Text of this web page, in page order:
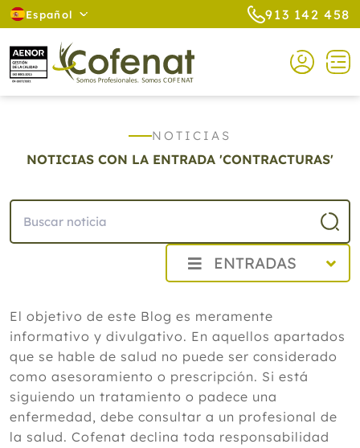
Español 913 142 458
NOTICIAS
NOTICIAS CON LA ENTRADA 'CONTRACTURAS'
ENTRADAS
Agosto
Cistitis en verano: cinco remedios
naturales para aliviar los síntomas,
según un experto
Julio
Junio
Mayo
El objetivo de este Blog es meramente
informativo y divulgativo. En aquellos apartados
que se hable de salud no puede ser considerado
como asesoramiento o prescripción. Si está
siguiendo un tratamiento o padece una
enfermedad, debe consultar a un profesional de
la salud. Cofenat declina toda responsabilidad